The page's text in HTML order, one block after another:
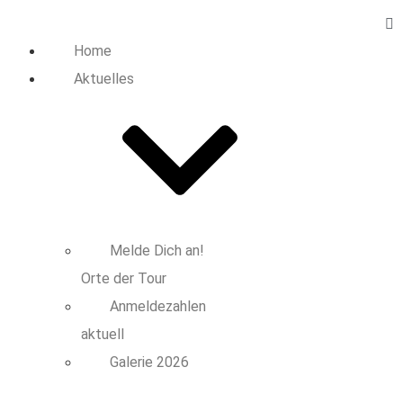
Home
Aktuelles
Melde Dich an!
Orte der Tour
Anmeldezahlen
aktuell
Galerie 2026